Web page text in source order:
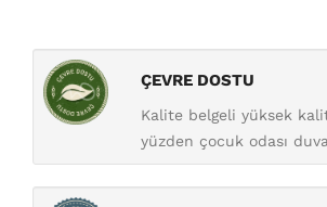
ÇEVRE DOSTU
Kalite belgeli yüksek
yüzden çocuk odası